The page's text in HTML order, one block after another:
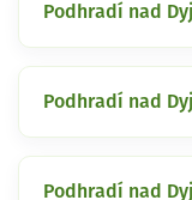
Podhradí nad
Podhradí nad
Podhradí nad